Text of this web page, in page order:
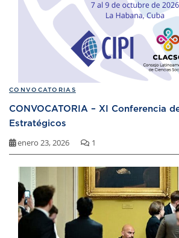
CONVOCATORIAS
CONVOCATORIA – XI Conferencia
Estratégicos
enero 23, 2026 1